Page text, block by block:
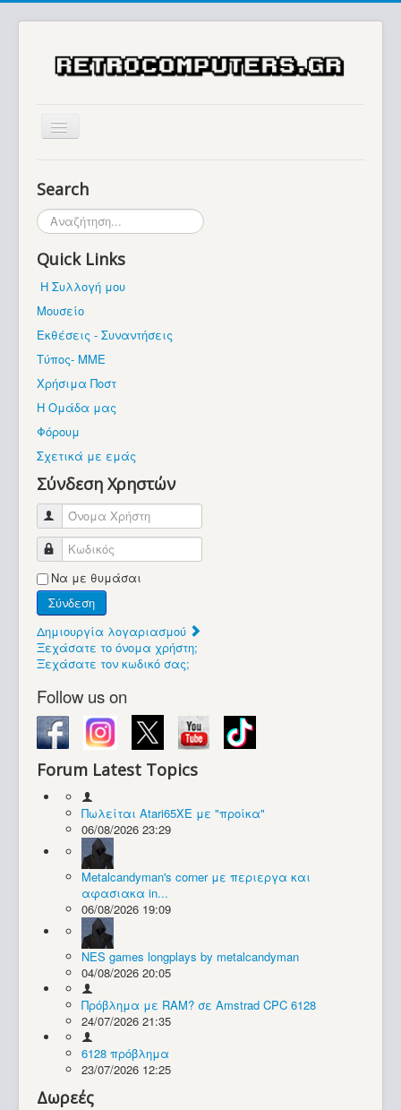
Μουσείο
Βρίσκεστε εδώ:
Συλλογές / Projects
Search
Αναζήτηση...
Quick Links
Η Συλλογή μου
Μουσείο
Εκθέσεις - Συναντήσεις
Τύπος- ΜΜΕ
Χρήσιμα Ποστ
Η Ομάδα μας
Φόρουμ
Σχετικά με εμάς
Σύνδεση Χρηστών
Όνομα Χρήστη
Κωδικός
Να με θυμάσαι
Σύνδεση
Δημιουργία λογαριασμού
Ξεχάσατε το όνομα χρήστη;
Ξεχάσατε τον κωδικό σας;
Follow us on
Forum Latest Topics
Πωλείται Atari65XE με "προίκα"
06/08/2026 23:29
Metalcandyman's corner με περιεργα και
αφασιακα in...
06/08/2026 19:09
NES games longplays by metalcandyman
04/08/2026 20:05
Πρόβλημα με RAM? σε Amstrad CPC 6128
24/07/2026 21:35
6128 πρόβλημα
23/07/2026 12:25
Δωρεές